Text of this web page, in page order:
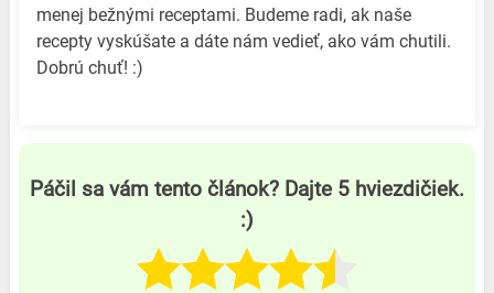
menej bežnými receptami. Budeme radi, ak naše
recepty vyskúšate a dáte nám vedieť, ako vám chutili.
Dobrú chuť! :)
Páčil sa vám tento článok? Dajte 5 hviezdičiek.
:)